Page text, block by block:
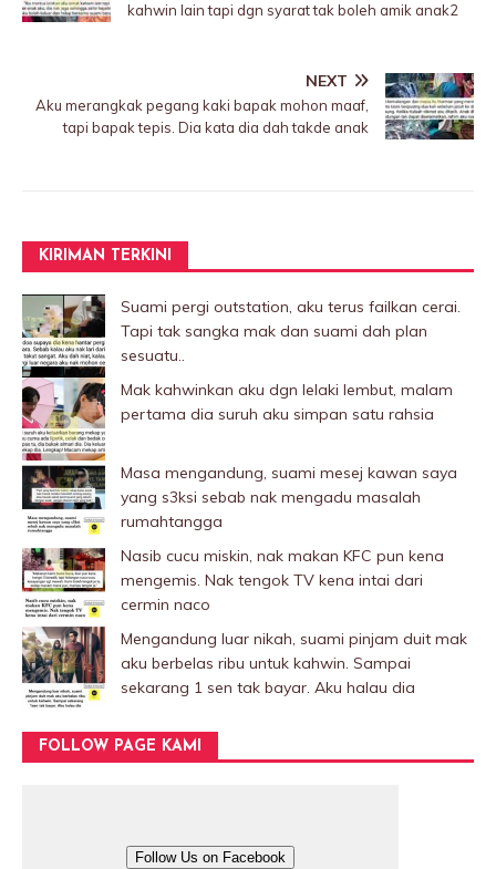
kahwin lain tapi dgn syarat tak boleh amik anak2
NEXT
Aku merangkak pegang kaki bapak mohon maaf,
tapi bapak tepis. Dia kata dia dah takde anak
KIRIMAN TERKINI
Suami pergi outstation, aku terus failkan cerai.
Tapi tak sangka mak dan suami dah plan
sesuatu..
Mak kahwinkan aku dgn lelaki Iembut, malam
pertama dia suruh aku simpan satu rahsia
Masa mengandung, suami mesej kawan saya
yang s3ksi sebab nak mengadu masalah
rumahtangga
Nasib cucu miskin, nak makan KFC pun kena
mengemis. Nak tengok TV kena intai dari
cermin naco
Mengandung luar nikah, suami pinjam duit mak
aku berbelas ribu untuk kahwin. Sampai
sekarang 1 sen tak bayar. Aku halau dia
FOLLOW PAGE KAMI
Follow Us on Facebook